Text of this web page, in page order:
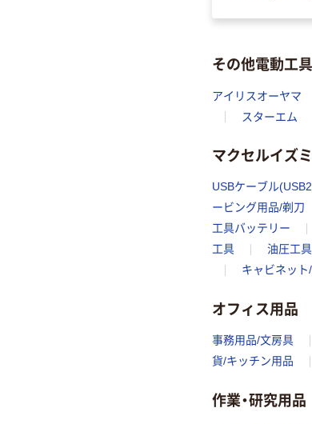
その他電動工
アイリスオーヤマ
スターエム
マクセルイズ
USBケーブル
ービング用品/剃刀
工具バッテリー
工具
油圧工具
キャビネット/
オフィス用品
事務用品/文房具
貨/キッチン用品
作業・研究用品